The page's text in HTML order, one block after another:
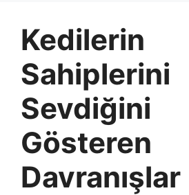
Kedilerin
Sahiplerini
Sevdiğini
Gösteren
Davranışlar